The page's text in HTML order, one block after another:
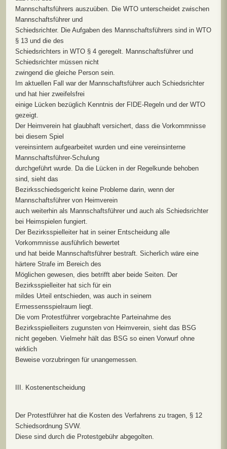
Mannschaftsführers auszuüben. Die WTO unterscheidet zwischen
Mannschaftsführer und
Schiedsrichter. Die Aufgaben des Mannschaftsführers sind in WTO
§ 13 und die des
Schiedsrichters in WTO § 4 geregelt. Mannschaftsführer und
Schiedsrichter müssen nicht
zwingend die gleiche Person sein.
Im aktuellen Fall war der Mannschaftsführer auch Schiedsrichter
und hat hier zweifelsfrei
einige Lücken bezüglich Kenntnis der FIDE-Regeln und der WTO
gezeigt.
Der Heimverein hat glaubhaft versichert, dass die Vorkommnisse
bei diesem Spiel
vereinsintern aufgearbeitet wurden und eine vereinsinterne
Mannschaftsführer-Schulung
durchgeführt wurde. Da die Lücken in der Regelkunde behoben
sind, sieht das
Bezirksschiedsgericht keine Probleme darin, wenn der
Mannschaftsführer von Heimverein
auch weiterhin als Mannschaftsführer und auch als Schiedsrichter
bei Heimspielen fungiert.
Der Bezirksspielleiter hat in seiner Entscheidung alle
Vorkommnisse ausführlich bewertet
und hat beide Mannschaftsführer bestraft. Sicherlich wäre eine
härtere Strafe im Bereich des
Möglichen gewesen, dies betrifft aber beide Seiten. Der
Bezirksspielleiter hat sich für ein
mildes Urteil entschieden, was auch in seinem
Ermessensspielraum liegt.
Die vom Protestführer vorgebrachte Parteinahme des
Bezirksspielleiters zugunsten von Heimverein, sieht das BSG
nicht gegeben. Vielmehr hält das BSG so einen Vorwurf ohne
wirklich
Beweise vorzubringen für unangemessen.
III. Kostenentscheidung
Der Protestführer hat die Kosten des Verfahrens zu tragen, § 12
Schiedsordnung SVW.
Diese sind durch die Protestgebühr abgegolten.